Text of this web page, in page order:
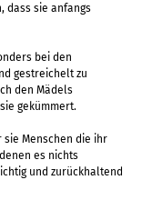
dass sie anfangs
bei den
gestreichelt zu
den Mädels
gekümmert.
sie Menschen die ihr
es nichts
und zurückhaltend